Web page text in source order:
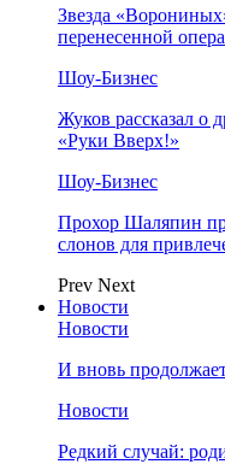
Звезда
перенесенной
Шоу-Бизнес
Жуков рассказал о
«Руки Вверх!»
Шоу-Бизнес
Прохор Шаляпин
слонов для
Prev Next
Новости
Новости
И вновь
Новости
Редкий случай: